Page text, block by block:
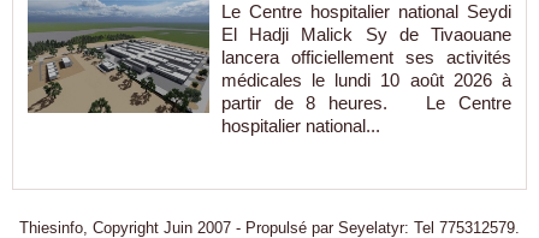
Le Centre hospitalier national Seydi
El Hadji Malick Sy de Tivaouane
lancera officiellement ses activités
médicales le lundi 10 août 2026 à
partir de 8 heures. Le Centre
hospitalier national...
Thiesinfo, Copyright Juin 2007 - Propulsé par Seyelatyr: Tel 775312579.